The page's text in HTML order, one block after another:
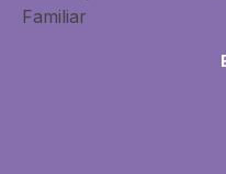
Familiar